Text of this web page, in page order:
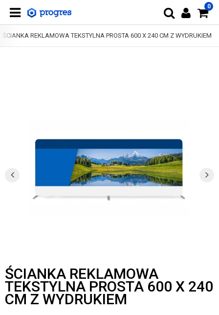
0
ŚCIANKA REKLAMOWA TEKSTYLNA PROSTA 600 X 240 CM Z WYDRUKIEM
ŚCIANKA REKLAMOWA
TEKSTYLNA PROSTA 600 X 240
CM Z WYDRUKIEM